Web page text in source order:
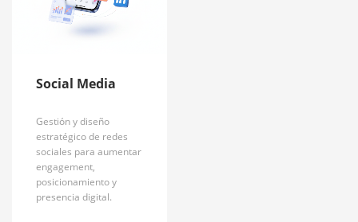
Social Media
Gestión y diseño
estratégico de redes
sociales para aumentar
engagement,
posicionamiento y
presencia digital.